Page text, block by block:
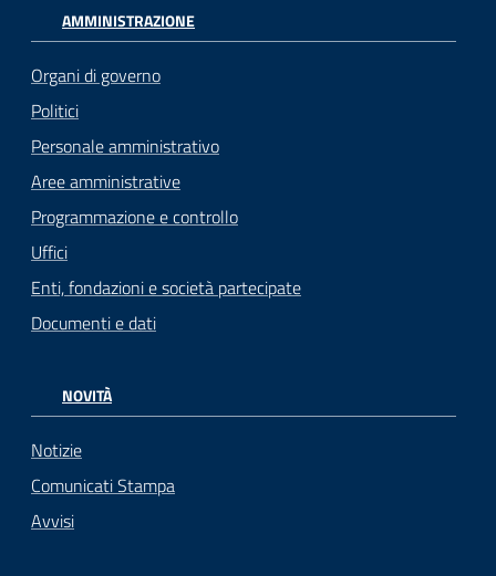
AMMINISTRAZIONE
Organi di governo
Politici
Personale amministrativo
Aree amministrative
Programmazione e controllo
Uffici
Enti, fondazioni e società partecipate
Documenti e dati
NOVITÀ
Notizie
Comunicati Stampa
Avvisi